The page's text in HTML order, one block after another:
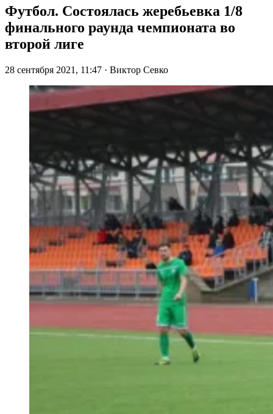
Футбол. Состоялась жеребьевка 1/8
финального раунда чемпионата во
второй лиге
28 сентября 2021, 11:47 · Виктор Севко